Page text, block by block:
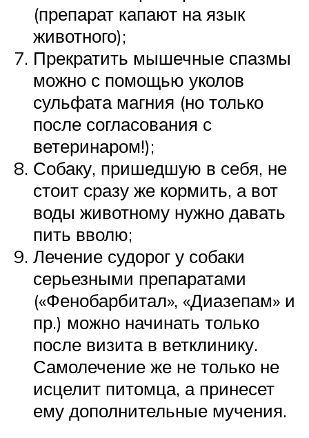
(препарат капают на язык
животного);
Прекратить мышечные спазмы
можно с помощью уколов
сульфата магния (но только
после согласования с
ветеринаром!);
Собаку, пришедшую в себя, не
стоит сразу же кормить, а вот
воды животному нужно давать
пить вволю;
Лечение судорог у собаки
серьезными препаратами
(«Фенобарбитал», «Диазепам» и
пр.) можно начинать только
после визита в ветклинику.
Самолечение же не только не
исцелит питомца, а принесет
ему дополнительные мучения.